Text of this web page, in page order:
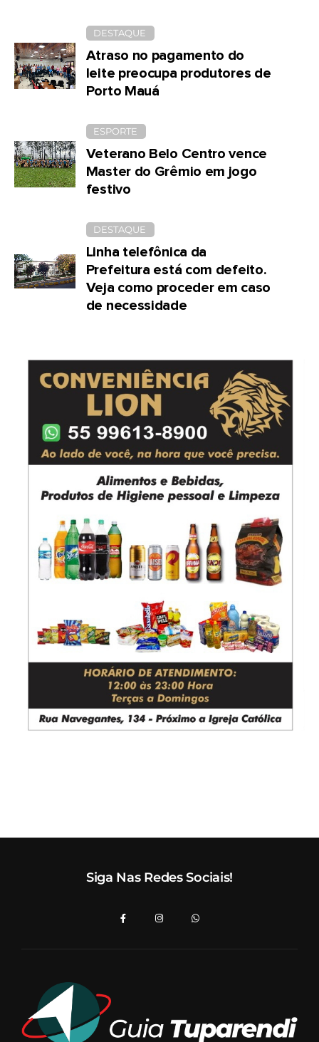
DESTAQUE
Atraso no pagamento do
leite preocupa produtores de
Porto Mauá
ESPORTE
Veterano Belo Centro vence
Master do Grêmio em jogo
festivo
DESTAQUE
Linha telefônica da
Prefeitura está com defeito.
Veja como proceder em caso
de necessidade
Siga Nas Redes Sociais!